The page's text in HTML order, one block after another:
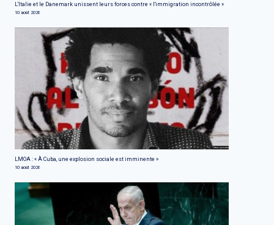
L'Italie et le Danemark unissent leurs forces contre « l'immigration incontrôlée »
10 août 2026
LMOA : « À Cuba, une explosion sociale est imminente »
10 août 2026